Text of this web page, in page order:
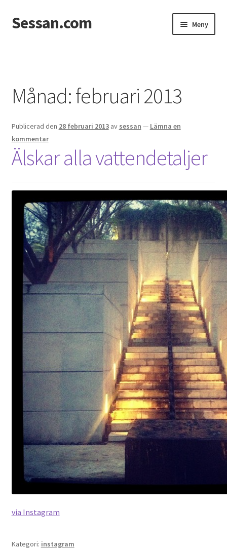
Hoppa
till
Hoppa
till
Sessan.com Meny
Integritetspolicy
Jessicas & Marcus bröllop
Ett helt fantastiskt bröllop!
Från Photoboothet
Gästgalleri
Information
Klädkod: Mörk kostym
Vigseln: Maria Magdalena Kyrka
Festen: Villa Ludvigsberg
Toastmaster
Barn?
Önskelista
Önska musik
OSA
Månad:februari 2013
Publicerad den 28 februari 2013 av sessan — Lämna en
kommentar
Älskar alla vattendetaljer
via Instagram
Kategori: instagram